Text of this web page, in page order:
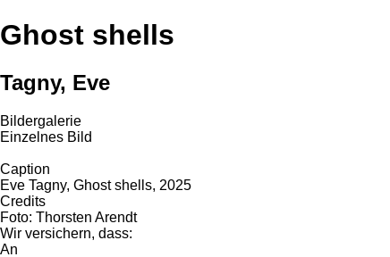
Ghost shells
Tagny, Eve
Bildergalerie
Einzelnes Bild
Caption
Eve Tagny, Ghost shells, 2025
Credits
Foto: Thorsten Arendt
Wir versichern, dass:
An